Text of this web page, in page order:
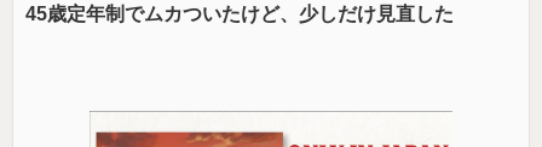
45歳定年制でムカついたけど、少しだけ見直した